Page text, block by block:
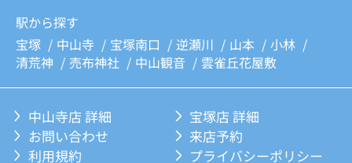
駅から探す
宝塚
中山寺 宝塚南口 逆瀬川 山本
小林
清荒神
売布神社 中山観音 雲雀丘花屋敷
中山寺店 詳細
宝塚店 詳細
お問い合わせ
来店予約
利用規約
プライバシーポリシー